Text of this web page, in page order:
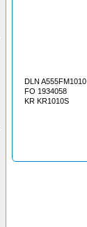
DLN A555FM1010
FO 1934058
KR KR1010S